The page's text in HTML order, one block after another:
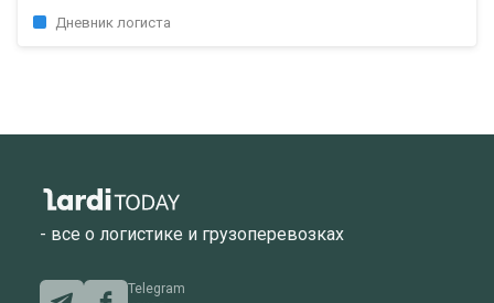
Дневник логиста
- все о логистике и грузоперевозках
Telegram